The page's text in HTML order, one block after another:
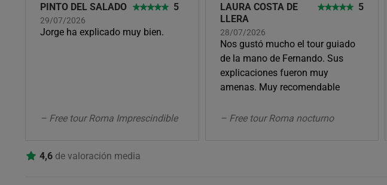
PINTO DEL SALADO
29/07/2026
5
Jorge ha explicado muy bien.
– Free tour Roma Imprescindible
LAURA COSTA DE
LLERA
28/07/2026
5
Nos gustó mucho el tour guiado
de la mano de Fernando. Sus
explicaciones fueron muy
amenas. Muy recomendable
– Free tour Roma nocturno
4,6 de valoración media